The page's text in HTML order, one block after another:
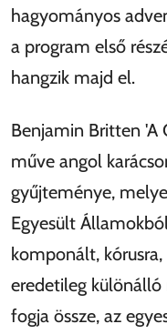
hagyományos
a program első
hangzik majd el.
Benjamin Britten 'A
műve angol
gyűjteménye,
Egyesült
komponált,
eredetileg
fogja össze, az